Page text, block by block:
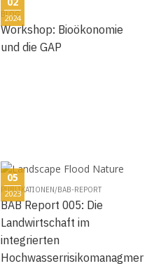
2024
BLOG
Workshop: Bioökonomie
und die GAP
05
2023
PUBLIKATIONEN/BAB-REPORT
BAB Report 005: Die
Landwirtschaft im
integrierten
Hochwasserrisikomanagment